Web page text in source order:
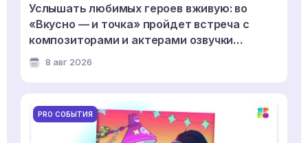
Услышать любимых героев вживую: во
«Вкусно — и точка» пройдет встреча с
композиторами и актерами озвучки
мультсериала «Смешарики»
8 авг 2026
PRO СОБЫТИЯ